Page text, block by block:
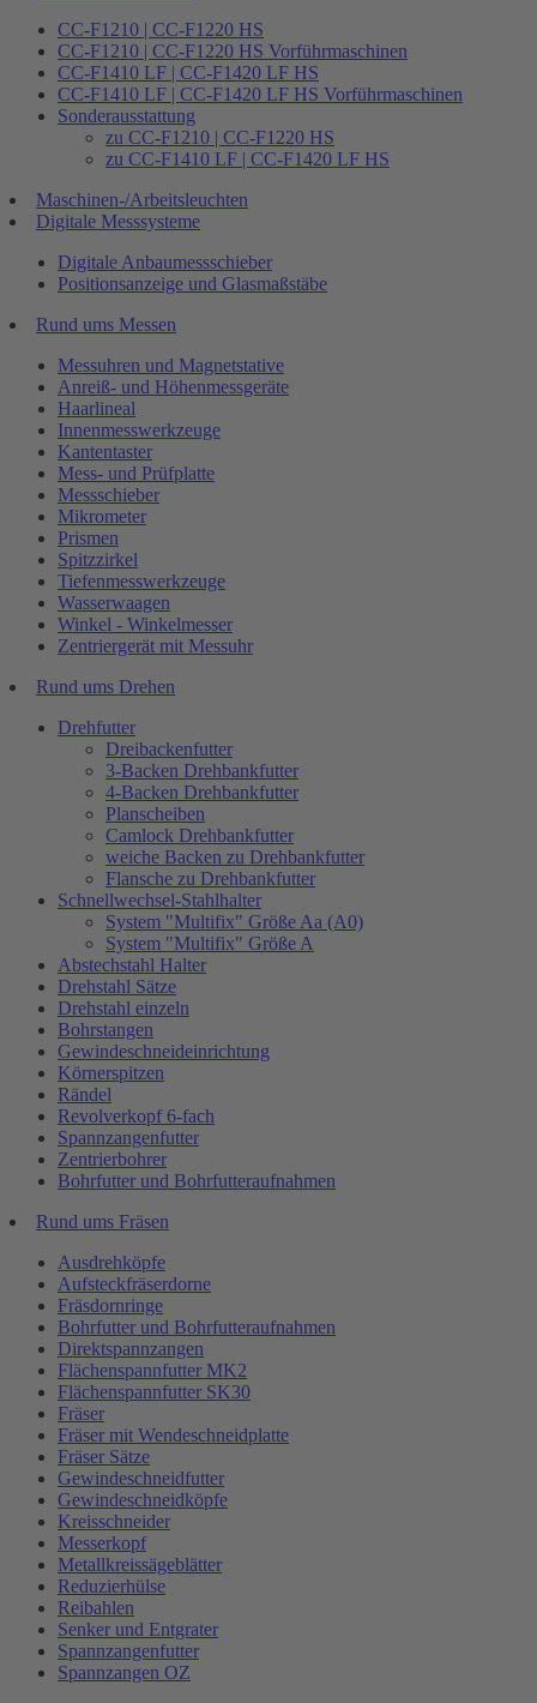
CC-F1210 | CC-F1220 HS
CC-F1210 | CC-F1220 HS Vorführmaschinen
CC-F1410 LF | CC-F1420 LF HS
CC-F1410 LF | CC-F1420 LF HS Vorführmaschinen
Sonderausstattung
zu CC-F1210 | CC-F1220 HS
zu CC-F1410 LF | CC-F1420 LF HS
Maschinen-/Arbeitsleuchten
Digitale Messsysteme
Digitale Anbaumessschieber
Positionsanzeige und Glasmaßstäbe
Rund ums Messen
Messuhren und Magnetstative
Anreiß- und Höhenmessgeräte
Haarlineal
Innenmesswerkzeuge
Kantentaster
Mess- und Prüfplatte
Messschieber
Mikrometer
Prismen
Spitzzirkel
Tiefenmesswerkzeuge
Wasserwaagen
Winkel - Winkelmesser
Zentriergerät mit Messuhr
Rund ums Drehen
Drehfutter
Dreibackenfutter
3-Backen Drehbankfutter
4-Backen Drehbankfutter
Planscheiben
Camlock Drehbankfutter
weiche Backen zu Drehbankfutter
Flansche zu Drehbankfutter
Schnellwechsel-Stahlhalter
System "Multifix" Größe Aa (A0)
System "Multifix" Größe A
Abstechstahl Halter
Drehstahl Sätze
Drehstahl einzeln
Bohrstangen
Gewindeschneideinrichtung
Körnerspitzen
Rändel
Revolverkopf 6-fach
Spannzangenfutter
Zentrierbohrer
Bohrfutter und Bohrfutteraufnahmen
Rund ums Fräsen
Ausdrehköpfe
Aufsteckfräserdorne
Fräsdornringe
Bohrfutter und Bohrfutteraufnahmen
Direktspannzangen
Flächenspannfutter MK2
Flächenspannfutter SK30
Fräser
Fräser mit Wendeschneidplatte
Fräser Sätze
Gewindeschneidfutter
Gewindeschneidköpfe
Kreisschneider
Messerkopf
Metallkreissägeblätter
Reduzierhülse
Reibahlen
Senker und Entgrater
Spannzangenfutter
Spannzangen OZ